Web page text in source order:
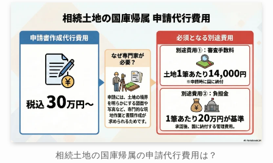
相続土地の国庫帰属の申請代行費用は？